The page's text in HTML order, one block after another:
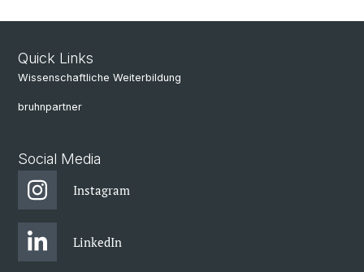
Quick Links
Wissenschaftliche Weiterbildung
bruhnpartner
Social Media
Instagram
LinkedIn